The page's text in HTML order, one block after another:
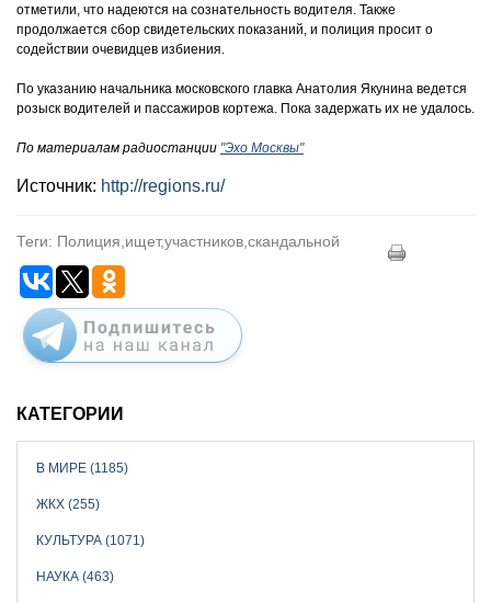
отметили, что надеются на сознательность водителя. Также
продолжается сбор свидетельских показаний, и полиция просит о
содействии очевидцев избиения.
По указанию начальника московского главка Анатолия Якунина ведется
розыск водителей и пассажиров кортежа. Пока задержать их не удалось.
По материалам радиостанции "Эхо Москвы"
Источник: http://regions.ru/
Теги: Полиция,ищет,участников,скандальной
КАТЕГОРИИ
В МИРЕ (1185)
ЖКХ (255)
КУЛЬТУРА (1071)
НАУКА (463)